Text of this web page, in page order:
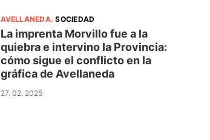
AVELLANEDA.SOCIEDAD
La imprenta Morvillo fue a la
quiebra e intervino la Provincia:
cómo sigue el conflicto en la
gráfica de Avellaneda
27. 02. 2025